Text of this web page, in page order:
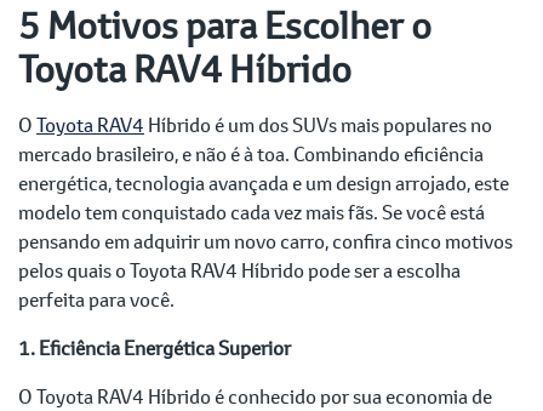
5 Motivos para Escolher o
Toyota RAV4 Híbrido
OToyota RAV4 Híbrido é um dos SUVs mais populares no
mercado brasileiro, e não é à toa. Combinando eficiência
energética, tecnologia avançada e um design arrojado, este
modelo tem conquistado cada vez mais fãs. Se você está
pensando em adquirir um novo carro, confira cinco motivos
pelos quais o Toyota RAV4 Híbrido pode ser a escolha
perfeita para você.
1. Eficiência Energética Superior
O Toyota RAV4 Híbrido é conhecido por sua economia de